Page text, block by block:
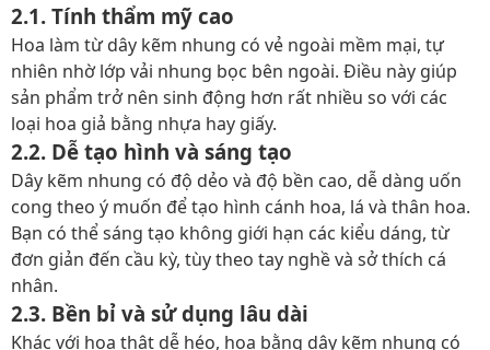
2.1. Tính thẩm mỹ cao
Hoa làm từ dây kẽm nhung có vẻ ngoài mềm mại, tự
nhiên nhờ lớp vải nhung bọc bên ngoài. Điều này giúp
sản phẩm trở nên sinh động hơn rất nhiều so với các
loại hoa giả bằng nhựa hay giấy.
2.2. Dễ tạo hình và sáng tạo
Dây kẽm nhung có độ dẻo và độ bền cao, dễ dàng uốn
cong theo ý muốn để tạo hình cánh hoa, lá và thân hoa.
Bạn có thể sáng tạo không giới hạn các kiểu dáng, từ
đơn giản đến cầu kỳ, tùy theo tay nghề và sở thích cá
nhân.
2.3. Bền bỉ và sử dụng lâu dài
Khác với hoa thật dễ héo, hoa bằng dây kẽm nhung có